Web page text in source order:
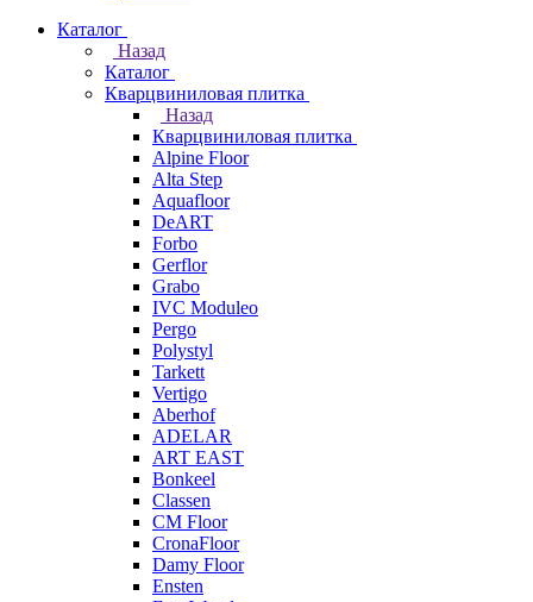
Каталог
Назад
Каталог
Кварцвиниловая плитка
Назад
Кварцвиниловая плитка
Alpine Floor
Alta Step
Aquafloor
DeART
Forbo
Gerflor
Grabo
IVC Moduleo
Pergo
Polystyl
Tarkett
Vertigo
Aberhof
ADELAR
ART EAST
Bonkeel
Classen
CM Floor
CronaFloor
Damy Floor
Ensten